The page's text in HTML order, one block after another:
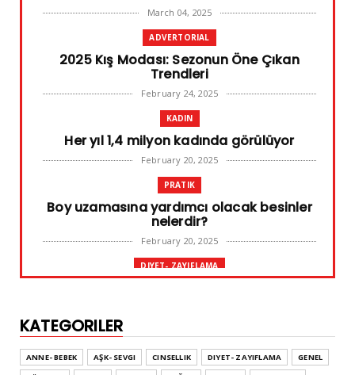
March 04, 2025
ADVERTORIAL
2025 Kış Modası: Sezonun Öne Çıkan
Trendleri
February 24, 2025
KADIN
Her yıl 1,4 milyon kadında görülüyor
February 20, 2025
PRATIK
Boy uzamasına yardımcı olacak besinler
nelerdir?
February 20, 2025
DIYET- ZAYIFLAMA
Leke ve çatlak tedavisinde radyofrekans
yöntemi
KATEGORILER
ANNE- BEBEK AŞK- SEVGI CINSELLIK DIYET- ZAYIFLAMA
GENEL